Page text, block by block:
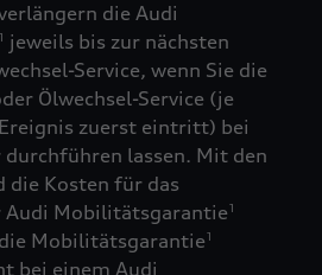
die Audi
1
jeweils bis zur nächsten
Service, wenn Sie die
Ölwechsel-Service (je
zuerst eintritt) bei
lassen. Mit den
die Kosten für das
Audi Mobilitätsgarantie1
Mobilitätsgarantie1
bei einem Audi